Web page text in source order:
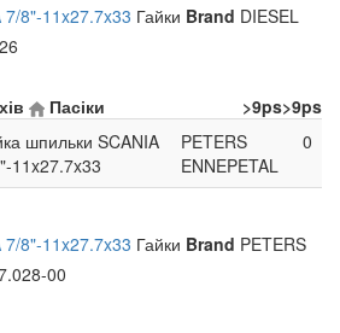
7/8"-11x27.7x33 Гайки Brand DIESEL
>9ps
Пасіки
>9ps
шпильки SCANIA
11x27.7x33
PETERS
ENNEPETAL
0
7/8"-11x27.7x33 Гайки Brand PETERS
00